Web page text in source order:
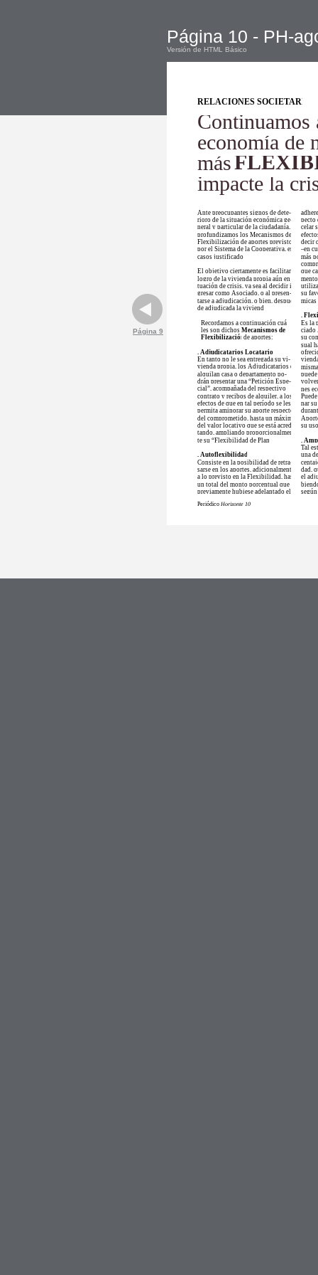
Página 10 - PH-
Versión de HTML Básico
Página 9
Periódico Horizonte 10
RELACIONES SOCIETARIAS
Continuamos
economía de
más
impacte la
Ante preocupantes signos de dete-
rioro de la situación económica ge-
neral y particular de la ciudadanía,
profundizamos los Mecanismos de
Flexibilización de aportes previstos
por el Sistema de la Cooperativa, en
casos justificados.
El objetivo ciertamente es facilitar el
logro de la vivienda propia aún en si-
tuación de crisis, ya sea al decidir in-
gresar como Asociado, o al presen-
tarse a adjudicación, o bien, después
de adjudicada la vivienda.
Recordamos a continuación cuá-
les son dichos Mecanismos de
Flexibilizaciónde aportes:
. Adjudicatarios Locatarios
En tanto no le sea entregada su vi-
vienda propia, los Adjudicatarios que
alquilan casa o departamento po-
drán presentar una “Petición Espe-
cial”, acompañada del respectivo
contrato y recibos de alquiler, a los
efectos de que en tal período se les
permita aminorar su aporte respecto
del comprometido, hasta un máximo
del valor locativo que se está acredi-
tando, ampliando proporcionalmen-
te su “Flexibilidad de Plan”.
. Autoflexibilidad
Consiste en la posibilidad de retra-
sarse en los aportes, adicionalmente
a lo previsto en la Flexibilidad, hasta
un total del monto porcentual que
previamente hubiese adelantado el
pecto
celar
decir
–en
más
que
su
.
Es la
ciado
su
sual
nes
nar
su
.
Tal
una
dad,
el